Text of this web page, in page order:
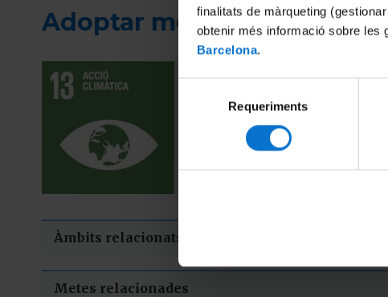
finalitats de màrqueting
obtenir més informació sobre les
Barcelona.
consentiment
Requeriments
Adoptar mesures urgents
El canvi climàtic és
les persones arreu.
economia baixa en
Àmbits relacionats
Metes relacionades